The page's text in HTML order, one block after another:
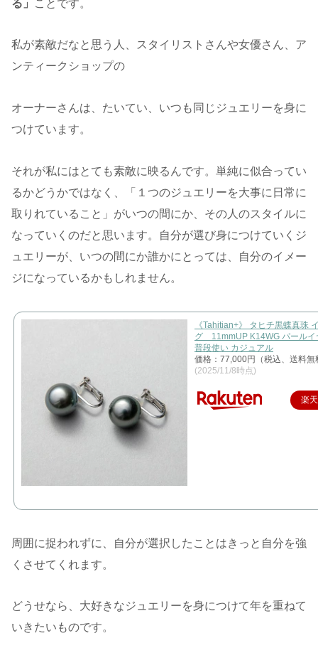
る」 ことです。
私が素敵だなと思う人、スタイリストさんや女優さん、ア
ンティークショップの
オーナーさんは、たいてい、いつも同じジュエリーを身に
つけています。
それが私にはとても素敵に映るんです。単純に似合ってい
るかどうかではなく、「１つのジュエリーを大事に日常に
取りれていること」がいつの間にか、その人のスタイルに
なっていくのだと思います。自分が選び身につけていくジ
ュエリーが、いつの間にか誰かにとっては、自分のイメー
ジになっているかもしれません。
《Tahitian+》 タヒチ黒蝶真珠
グ 11mmUP K14WG パールイ
普段使い カジュアル
価格：77,000円（税込、送料無
(2025/11/8時点)
楽
周囲に捉われずに、自分が選択したことはきっと自分を強
くさせてくれます。
どうせなら、大好きなジュエリーを身につけて年を重ねて
いきたいものです。